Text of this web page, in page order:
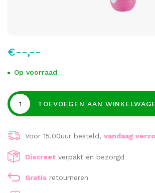
€--,--
Op voorraad
TOEVOEGEN AAN
Voor 15.00uur besteld, vandaag
Discreet verpakt én bezorgd
Gratis retourneren